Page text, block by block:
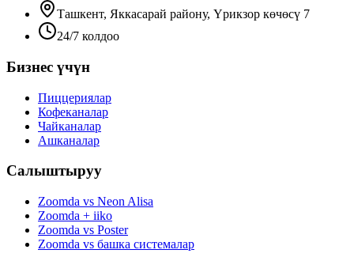
Ташкент, Яккасарай району, Үрикзор көчөсү 7
24/7 колдоо
Бизнес үчүн
Пиццериялар
Кофеканалар
Чайканалар
Ашканалар
Салыштыруу
Zoomda vs Neon Alisa
Zoomda + iiko
Zoomda vs Poster
Zoomda vs башка системалар